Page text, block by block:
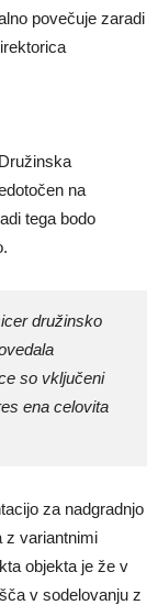
povečuje zaradi
na
tega bodo
družinsko
so vključeni
ena celovita
za nadgradnjo
z variantnimi
objekta je že v
v sodelovanju z